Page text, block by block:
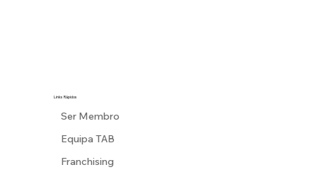
Links Rápidos
Ser Membro
Equipa TAB
Franchising